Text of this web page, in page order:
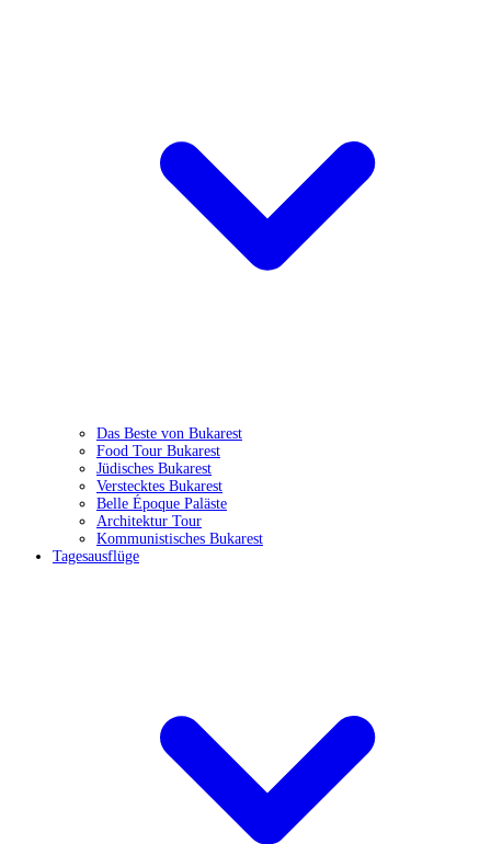
Das Beste von Bukarest
Food Tour Bukarest
Jüdisches Bukarest
Verstecktes Bukarest
Belle Époque Paläste
Architektur Tour
Kommunistisches Bukarest
Tagesausflüge